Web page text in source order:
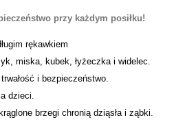
przy każdym posiłku!
rękawkiem
miska, kubek, łyżeczka i widelec.
i bezpieczeństwo.
dzieci.
brzegi chronią dziąsła i ząbki.